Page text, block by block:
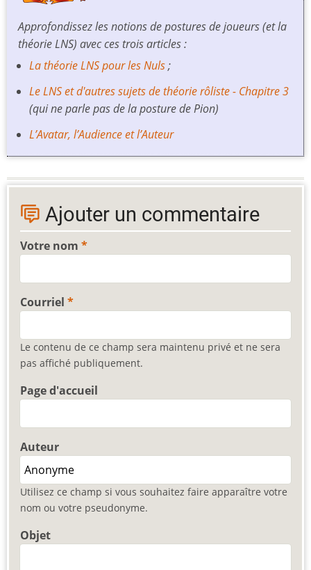
Approfondissez les notions de postures de joueurs (et la
théorie LNS) avec ces trois articles :
La théorie LNS pour les Nuls;
Le LNS et d'autres sujets de théorie rôliste - Chapitre 3
(qui ne parle pas de la posture de Pion)
L’Avatar, l’Audience et l’Auteur
Ajouter un commentaire
Votre nom
Courriel
Le contenu de ce champ sera maintenu privé et ne sera
pas affiché publiquement.
Page d'accueil
Auteur
Utilisez ce champ si vous souhaitez faire apparaître votre
nom ou votre pseudonyme.
Objet